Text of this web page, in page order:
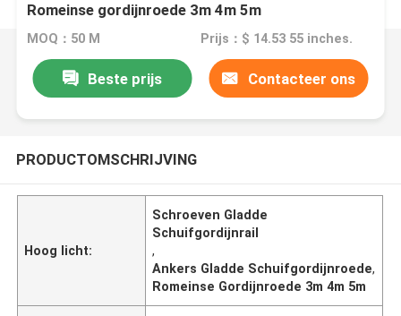
Romeinse gordijnroede 3m 4m 5m
MOQ：50 M Prijs：$ 14.53 55 inches.
Beste prijs Contacteer ons
PRODUCTOMSCHRIJVING
Hoog licht:
Schroeven Gladde
Schuifgordijnrail
,
Ankers Gladde Schuifgordijnroede,
Romeinse Gordijnroede 3m 4m 5m